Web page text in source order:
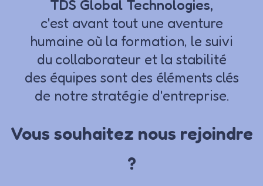
TDS Global Technologies,
c'est avant tout une aventure
humaine où la formation, le suivi
du collaborateur et la stabilité
des équipes sont des éléments clés
de notre stratégie d'entreprise.
Vous souhaitez nous rejoindre
?